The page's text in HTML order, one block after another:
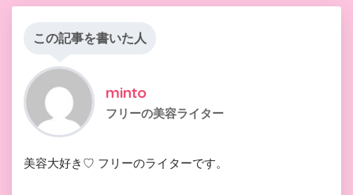
この記事を書いた人
minto
フリーの美容ライター
美容大好き♡ フリーのライターです。